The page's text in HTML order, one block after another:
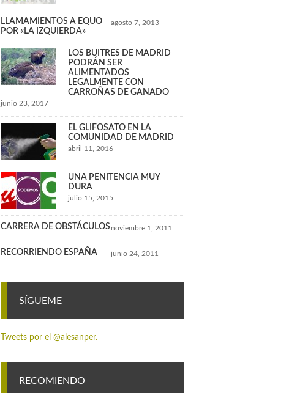
LLAMAMIENTOS A EQUO
POR «LA IZQUIERDA»
agosto 7, 2013
LOS BUITRES DE MADRID
PODRÁN SER
ALIMENTADOS
LEGALMENTE CON
CARROÑAS DE GANADO
junio 23, 2017
EL GLIFOSATO EN LA
COMUNIDAD DE MADRID
abril 11, 2016
UNA PENITENCIA MUY
DURA
julio 15, 2015
CARRERA DE OBSTÁCULOSnoviembre 1, 2011
RECORRIENDO ESPAÑA junio 24, 2011
SÍGUEME
Tweets por el @alesanper.
RECOMIENDO